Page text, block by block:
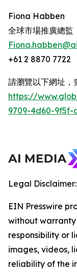
Fiona Habben
全球市場推廣總監
+61 2 8870 7722
請瀏覽以下網址，
https://
9709-4d60-9f5f-
Legal Disclaimer:
EIN Presswire
without
responsibility or
images, videos,
reliability of the